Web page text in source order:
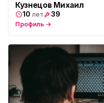
Кузнецов Михаил
10 лет 39
Профиль →